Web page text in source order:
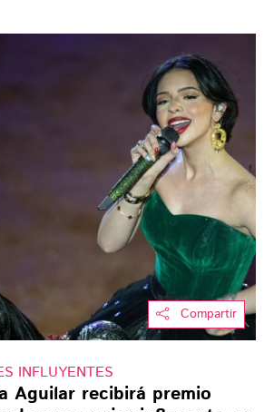
Compartir
INFLUYENTES
Aguilar recibirá premio